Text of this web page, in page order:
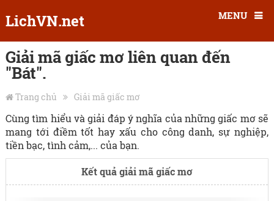
LichVN.net MENU
Giải mã giấc mơ liên quan đến
"Bát".
Trang chủ Giải mã giấc mơ
Cùng tìm hiểu và giải đáp ý nghĩa của những giấc mơ sẽ
mang tới điềm tốt hay xấu cho công danh, sự nghiệp,
tiền bạc, tình cảm,... của bạn.
Kết quả giải mã giấc mơ